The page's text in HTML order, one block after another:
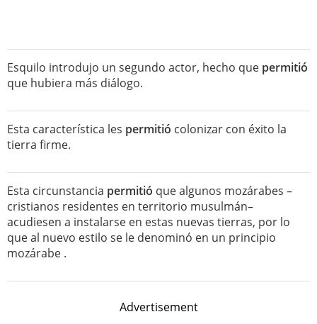
Esquilo introdujo un segundo actor, hecho que permitió
que hubiera más diálogo.
Esta característica les permitió colonizar con éxito la
tierra firme.
Esta circunstancia permitió que algunos mozárabes –
cristianos residentes en territorio musulmán–
acudiesen a instalarse en estas nuevas tierras, por lo
que al nuevo estilo se le denominó en un principio
mozárabe .
Advertisement